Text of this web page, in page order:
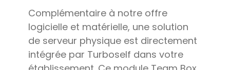
Complémentaire à notre offre
logicielle et matérielle, une solution
de serveur physique est directement
intégrée par Turboself dans votre